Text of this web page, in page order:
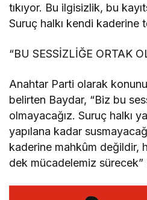
tıkıyor. Bu ilgisizlik, bu
Suruç halkı kendi kaderine
“BU SESSİZLİĞE ORTAK
Anahtar Parti olarak
belirten Baydar, “Biz bu
olmayacağız. Suruç halkı
yapılana kadar
kaderine mahkûm değildir,
dek mücadelemiz sürecek”